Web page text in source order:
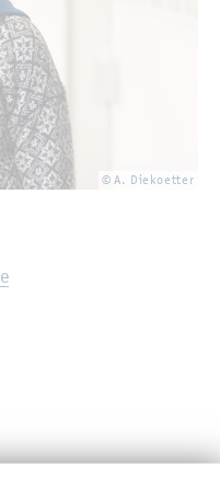
© A. Die­ko­et­ter